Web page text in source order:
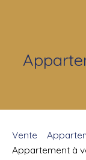
Vente
Appartement à